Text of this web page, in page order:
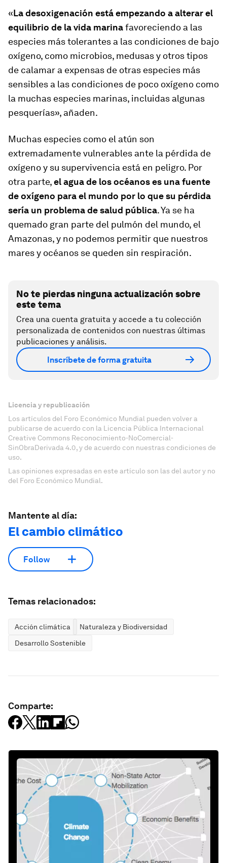
«La desoxigenación está empezando a alterar el
equilibrio de la vida marinafavoreciendo a las
especies más tolerantes a las condiciones de bajo
oxígeno, como microbios, medusas y otros tipos
de calamar a expensas de otras especies más
sensibles a las condiciones de poco oxígeno como
la muchas especies marinas, incluidas algunas
pesquerías», añaden.
Muchas especies como el atún son
extremadamente vulnerables ante la pérdida de
oxígeno y su supervivencia está en peligro. Por
otra parte,el agua de los océanos es una fuente
de oxígeno para el mundo por lo que su pérdida
sería un problema de salud pública. Ya se ha
quemado gran parte del pulmón del mundo, el
Amazonas, y no podemos permitir que nuestros
mares y océanos se queden sin respiración.
No te pierdas ninguna actualización sobre
este tema
Crea una cuenta gratuita y accede a tu colección
personalizada de contenidos con nuestras últimas
publicaciones y análisis.
Inscríbete de forma gratuita
Licencia y republicación
Los artículos del Foro Económico Mundial pueden volver a
publicarse de acuerdo con la Licencia Pública Internacional
Creative Commons Reconocimiento-NoComercial-
SinObraDerivada 4.0, y de acuerdo con nuestras condiciones de
uso.
Las opiniones expresadas en este artículo son las del autor y no
del Foro Económico Mundial.
Mantente al día:
El cambio climático
Follow
Temas relacionados:
Acción climática
Naturaleza y Biodiversidad
Desarrollo Sostenible
Comparte: